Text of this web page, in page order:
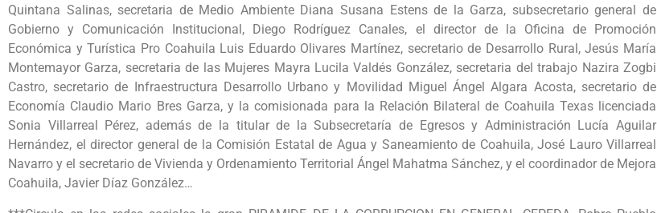
Quintana Salinas, secretaria de Medio Ambiente Diana Susana Estens de la Garza, subsecretario general de
Gobierno y Comunicación Institucional, Diego Rodríguez Canales, el director de la Oficina de Promoción
Económica y Turística Pro Coahuila Luis Eduardo Olivares Martínez, secretario de Desarrollo Rural, Jesús María
Montemayor Garza, secretaria de las Mujeres Mayra Lucila Valdés González, secretaria del trabajo Nazira Zogbi
Castro, secretario de Infraestructura Desarrollo Urbano y Movilidad Miguel Ángel Algara Acosta, secretario de
Economía Claudio Mario Bres Garza, y la comisionada para la Relación Bilateral de Coahuila Texas licenciada
Sonia Villarreal Pérez, además de la titular de la Subsecretaría de Egresos y Administración Lucía Aguilar
Hernández, el director general de la Comisión Estatal de Agua y Saneamiento de Coahuila, José Lauro Villarreal
Navarro y el secretario de Vivienda y Ordenamiento Territorial Ángel Mahatma Sánchez, y el coordinador de Mejora
Coahuila, Javier Díaz González…